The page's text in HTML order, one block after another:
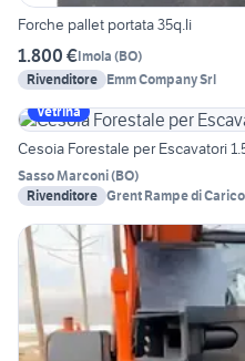
Forche pallet portata 35q.li
1.800 €Imola (BO)
Rivenditore Emm Company Srl
Vetrina
Cesoia Forestale per Escavatori
Sasso Marconi(BO)
Rivenditore Grent Rampe di